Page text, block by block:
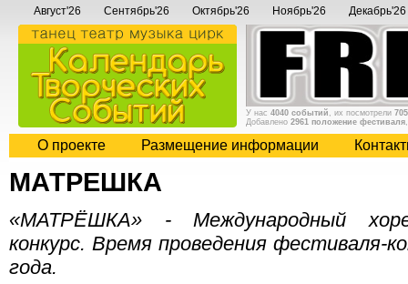
Август'26 Сентябрь'26 Октябрь'26 Ноябрь'26 Декабрь'26
У нас 4040 событий , их посмотрели
Добавлено 2961 положение фестиваля
О проекте Размещение информации
МАТРЕШКА
«МАТРЁШКА» - Международный
конкурс. Время проведения фестиваля-
года.